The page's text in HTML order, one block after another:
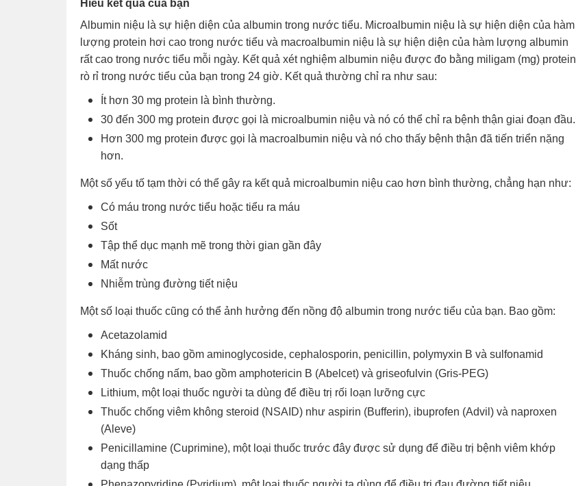
Hiểu kết quả của bạn
Albumin niệu là sự hiện diện của albumin trong nước tiểu. Microalbumin niệu là sự hiện diện của hàm
lượng protein hơi cao trong nước tiểu và macroalbumin niệu là sự hiện diện của hàm lượng albumin
rất cao trong nước tiểu mỗi ngày. Kết quả xét nghiệm albumin niệu được đo bằng miligam (mg) protein
rò rỉ trong nước tiểu của bạn trong 24 giờ. Kết quả thường chỉ ra như sau:
Ít hơn 30 mg protein là bình thường.
30 đến 300 mg protein được gọi là microalbumin niệu và nó có thể chỉ ra bệnh thận giai đoạn đầu.
Hơn 300 mg protein được gọi là macroalbumin niệu và nó cho thấy bệnh thận đã tiến triển nặng
hơn.
Một số yếu tố tạm thời có thể gây ra kết quả microalbumin niệu cao hơn bình thường, chẳng hạn như:
Có máu trong nước tiểu hoặc tiểu ra máu
Sốt
Tập thể dục mạnh mẽ trong thời gian gần đây
Mất nước
Nhiễm trùng đường tiết niệu
Một số loại thuốc cũng có thể ảnh hưởng đến nồng độ albumin trong nước tiểu của bạn. Bao gồm:
Acetazolamid
Kháng sinh, bao gồm aminoglycoside, cephalosporin, penicillin, polymyxin B và sulfonamid
Thuốc chống nấm, bao gồm amphotericin B (Abelcet) và griseofulvin (Gris-PEG)
Lithium, một loại thuốc người ta dùng để điều trị rối loạn lưỡng cực
Thuốc chống viêm không steroid (NSAID) như aspirin (Bufferin), ibuprofen (Advil) và naproxen
(Aleve)
Penicillamine (Cuprimine), một loại thuốc trước đây được sử dụng để điều trị bệnh viêm khớp
dạng thấp